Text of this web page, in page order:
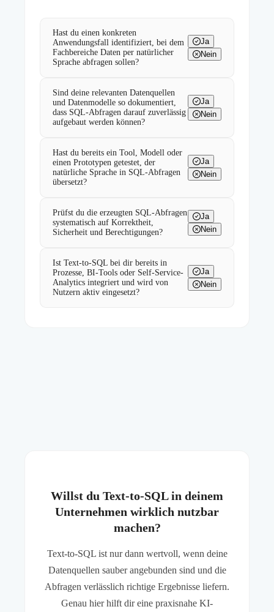
Hast du einen konkreten
Anwendungsfall identifiziert, bei dem
Fachbereiche Daten per natürlicher
Sprache abfragen sollen?
Ja
Nein
Sind deine relevanten Datenquellen
und Datenmodelle so dokumentiert,
dass SQL-Abfragen darauf zuverlässig
aufgebaut werden können?
Ja
Nein
Hast du bereits ein Tool, Modell oder
einen Prototypen getestet, der
natürliche Sprache in SQL-Abfragen
übersetzt?
Ja
Nein
Prüfst du die erzeugten SQL-Abfragen
systematisch auf Korrektheit,
Sicherheit und Berechtigungen?
Ja
Nein
Ist Text-to-SQL bei dir bereits in
Prozesse, BI-Tools oder Self-Service-
Analytics integriert und wird von
Nutzern aktiv eingesetzt?
Ja
Nein
Willst du Text-to-SQL in deinem
Unternehmen wirklich nutzbar
machen?
Text-to-SQL ist nur dann wertvoll, wenn deine
Datenquellen sauber angebunden sind und die
Abfragen verlässlich richtige Ergebnisse liefern.
Genau hier hilft dir eine praxisnahe KI-